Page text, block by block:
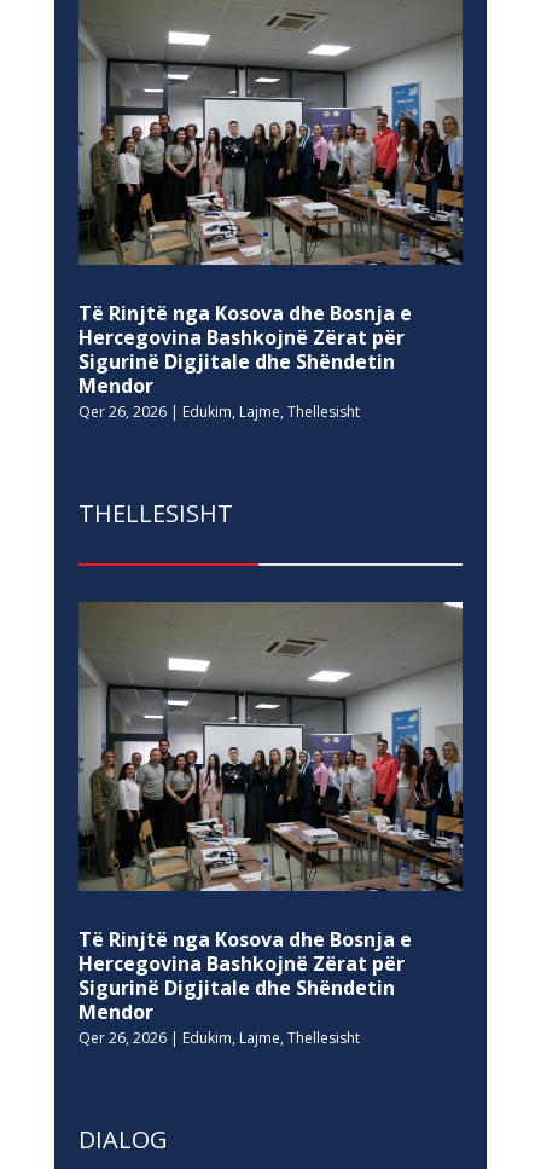
Të Rinjtë nga Kosova dhe Bosnja e
Hercegovina Bashkojnë Zërat për
Sigurinë Digjitale dhe Shëndetin
Mendor
Qer 26, 2026| Edukim, Lajme, Thellesisht
THELLESISHT
Të Rinjtë nga Kosova dhe Bosnja e
Hercegovina Bashkojnë Zërat për
Sigurinë Digjitale dhe Shëndetin
Mendor
Qer 26, 2026| Edukim, Lajme, Thellesisht
DIALOG